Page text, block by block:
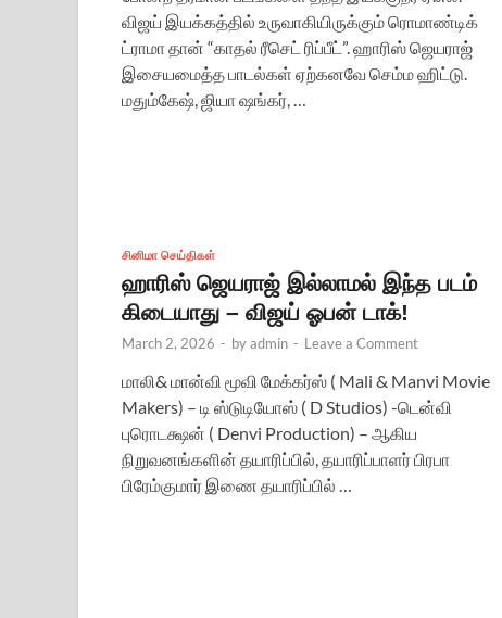
விஜய் இயக்கத்தில் உருவாகியிருக்கும் ரொமாண்டிக்
ட்ராமா தான் “காதல் ரீசெட் ரிப்பீட்”. ஹாரிஸ் ஜெயராஜ்
இசையமைத்த பாடல்கள் ஏற்கனவே செம்ம ஹிட்டு.
மதும்கேஷ், ஜியா ஷங்கர், …
சினிமா செய்திகள்
ஹாரிஸ் ஜெயராஜ் இல்லாமல் இந்த படம்
கிடையாது – விஜய் ஓபன் டாக்!
March 2, 2026 - byadmin - Leave a Comment
மாலி& மான்வி மூவி மேக்கர்ஸ் ( Mali & Manvi Movie
Makers) – டி ஸ்டுடியோஸ் ( D Studios) -டென்வி
புரொடக்ஷன் ( Denvi Production) – ஆகிய
நிறுவனங்களின் தயாரிப்பில், தயாரிப்பாளர் பிரபா
பிரேம்குமார் இணை தயாரிப்பில் …